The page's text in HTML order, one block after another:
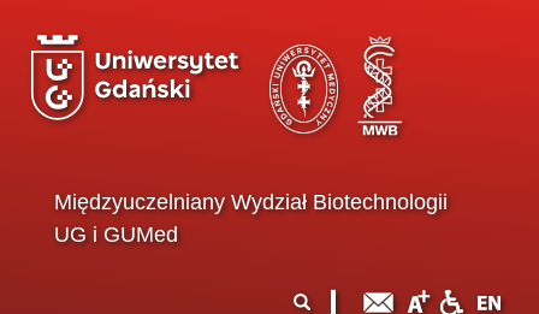
Międzyuczelniany Wydział Biotechnologii
UG i GUMed